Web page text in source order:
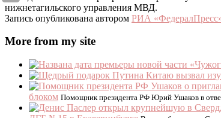
нижнетагильского управления МВД.
Запись опубликована автором РИА
More from my site
блоком Помощник президента РФ Юрий Ушаков в